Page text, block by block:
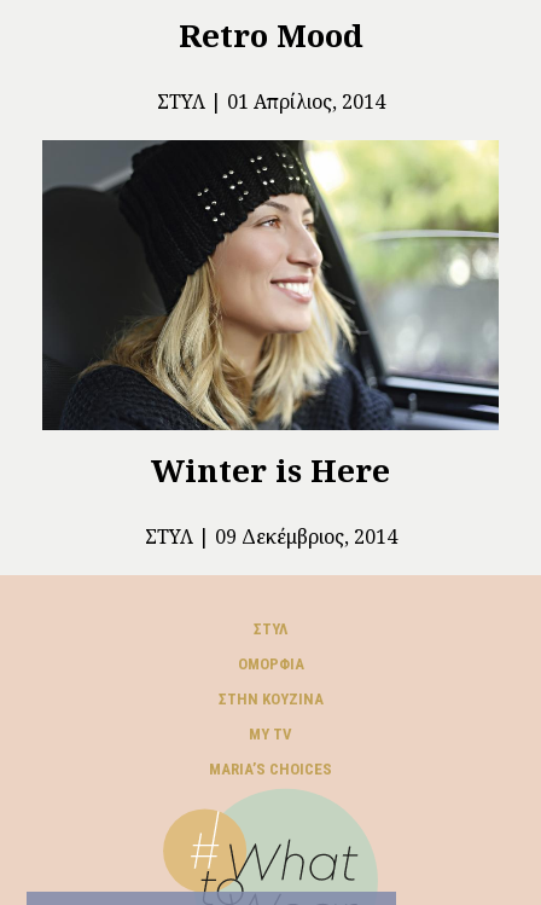
Retro Mood
ΣΤΥΛ 01 Απρίλιος, 2014
Winter is Here
ΣΤΥΛ 09 Δεκέμβριος, 2014
ΣΤΥΛ
ΟΜΟΡΦΙΆ
ΣΤΗΝ ΚΟΥΖΊΝΑ
MY TV
ΜARIA’S CHOICES